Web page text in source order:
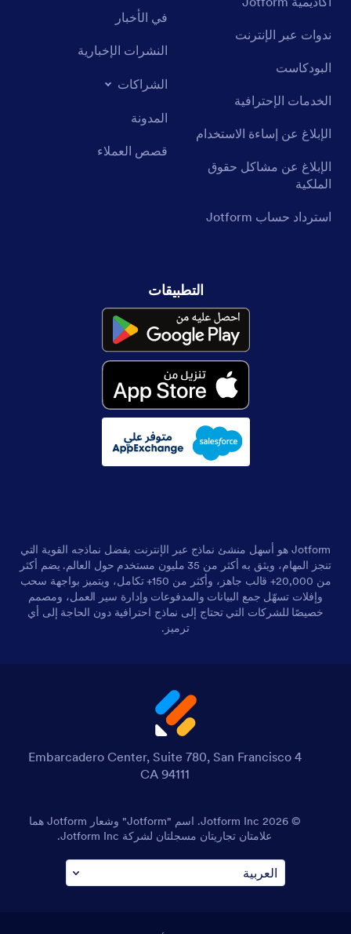
ندوات عبر الإنترنت
البودكاست
الخدمات الإحترافية
الإبلاغ عن إساءة الاستخدام
الإبلاغ عن مشاكل حقوق
الملكية
استرداد حساب Jotform
في الأخبار
النشرات الإخبارية
الشراكات
المدونة
قصص العملاء
التطبيقات
Jotform هو أسهل منشئ نماذج عبر الإنترنت بفضل نماذجه القوية التي
تنجز المهام، ويثق به أكثر من 35 مليون مستخدم حول العالم. يضم أكثر
من 20,000+ قالب جاهز، وأكثر من 150+ تكامل، ويتميز بواجهة سحب
وإفلات تسهّل جمع البيانات والمدفوعات وإدارة سير العمل، ومصمم
خصيصًا للشركات التي تحتاج إلى نماذج احترافية دون الحاجة إلى أي
ترميز.
4 Embarcadero Center, Suite 780, San Francisco
CA 94111
© 2026 Jotform Inc. اسم "Jotform" وشعار Jotform هما
علامتان تجاريتان مسجلتان لشركة Jotform Inc.